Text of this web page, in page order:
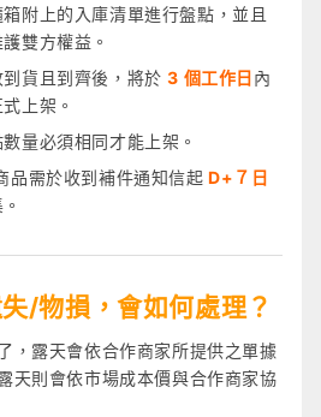
附上的入庫清單進行盤點，並且
雙方權益。
到貨且到齊後，將於3 個工作日 內
上架。
量必須相同才能上架。
品需於收到補件通知信起 D+７日
/物損，會如何處理？
，露天會依合作商家所提供之單據
天則會依市場成本價與合作商家協